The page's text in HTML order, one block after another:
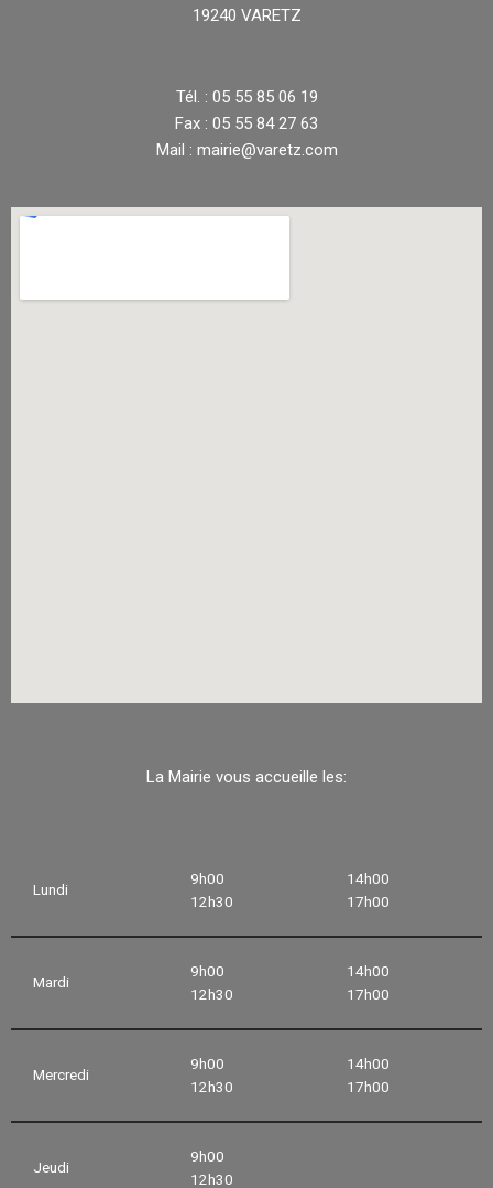
19240 VARETZ
Tél. : 05 55 85 06 19
Fax : 05 55 84 27 63
Mail : mairie@varetz.com
La Mairie vous accueille les:
Lundi
9h00
12h30
14h00
17h00
Mardi
9h00
12h30
14h00
17h00
Mercredi
9h00
12h30
14h00
17h00
Jeudi
9h00
12h30